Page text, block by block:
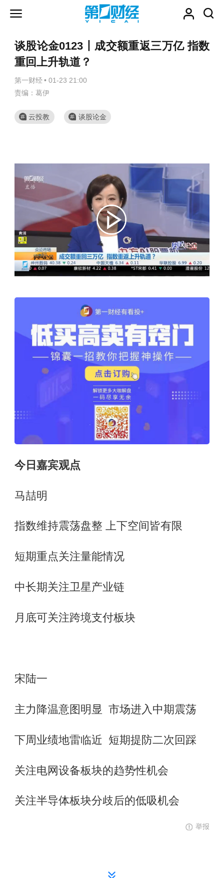
谈股论金0123丨成交额重返三万亿 指数
重回上升轨道？
第一财经 • 01-23 21:00
责编：葛伊
云投教 谈股论金
今日嘉宾观点
马喆明
指数维持震荡盘整 上下空间皆有限
短期重点关注量能情况
中长期关注卫星产业链
月底可关注跨境支付板块
宋陆一
主力降温意图明显 市场进入中期震荡
下周业绩地雷临近 短期提防二次回踩
关注电网设备板块的趋势性机会
关注半导体板块分歧后的低吸机会
举报